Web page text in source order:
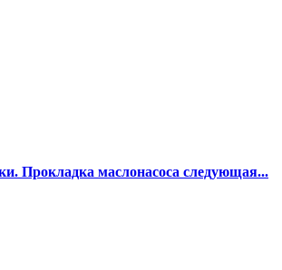
Прокладка маслонасоса следующая...